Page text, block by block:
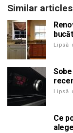
Similar articles
Lipsă
Lipsă
Ce